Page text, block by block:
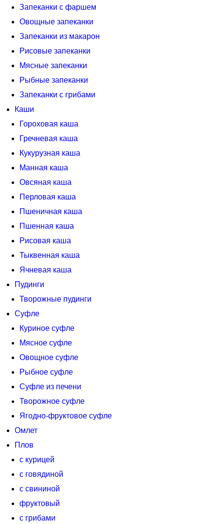
Запеканки с фаршем
Овощные запеканки
Запеканки из макарон
Рисовые запеканки
Мясные запеканки
Рыбные запеканки
Запеканки с грибами
Каши
Гороховая каша
Гречневая каша
Кукурузная каша
Манная каша
Овсяная каша
Перловая каша
Пшеничная каша
Пшенная каша
Рисовая каша
Тыквенная каша
Ячневая каша
Пудинги
Творожные пудинги
Суфле
Куриное суфле
Мясное суфле
Овощное суфле
Рыбное суфле
Суфле из печени
Творожное суфле
Ягодно-фруктовое суфле
Омлет
Плов
с курицей
с говядиной
с свининой
фруктовый
с грибами